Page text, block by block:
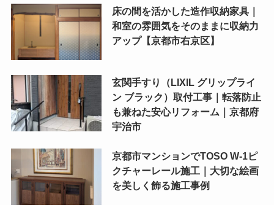
床の間を活かした造作収納家具｜
和室の雰囲気をそのままに収納力
アップ【京都市右京区】
玄関手すり（LIXIL グリップライ
ン ブラック）取付工事｜転落防止
も兼ねた安心リフォーム｜京都府
宇治市
京都市マンションでTOSO W-1ピ
クチャーレール施工｜大切な絵画
を美しく飾る施工事例